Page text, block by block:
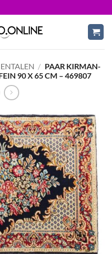
/ PAAR KIRMAN-
90 X 65 CM – 469807